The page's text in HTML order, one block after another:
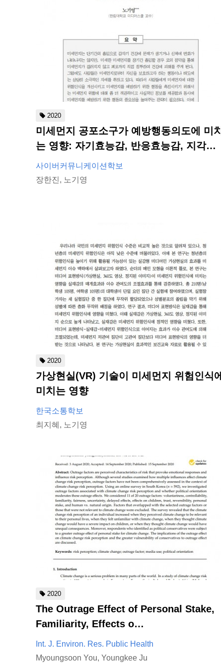
2020
미세먼지 공포소구가 예방행동의도에 미치
는 영향: 자기효능감, 반응효능감, 지각된
위협의 조절된 매개효과
사이버커뮤니케이션학보
장한진, 노기영
2020
가상현실(VR) 기술이 미세먼지 위험인식에
미치는 영향
한국소통학보
최지혜, 노기영
2020
The Outrage Effect of Personal Stake,
Familiarity, Effects o…
Int. J. Environ. Res. Public Health
Myoungsoon You, Youngkee Ju